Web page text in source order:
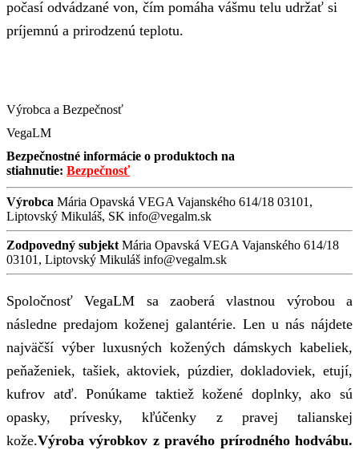
počasí odvádzané von, čím pomáha vášmu telu udržať si
príjemnú a prirodzenú teplotu.
Výrobca a Bezpečnosť
VegaLM
Bezpečnostné informácie o produktoch na
stiahnutie: Bezpečnosť
Výrobca Mária Opavská VEGA Vajanského 614/18 03101,
Liptovský Mikuláš, SK info@vegalm.sk
Zodpovedný subjekt Mária Opavská VEGA Vajanského 614/18
03101, Liptovský Mikuláš info@vegalm.sk
Spoločnosť VegaLM sa zaoberá vlastnou výrobou a
následne predajom koženej galantérie. Len u nás nájdete
najväčší výber luxusných kožených dámskych kabeliek,
peňaženiek, tašiek, aktoviek, púzdier, dokladoviek, etují,
kufrov atď. Ponúkame taktiež kožené doplnky, ako sú
opasky, prívesky, kľúčenky z pravej talianskej
kože.Výroba výrobkov z pravého prírodného hodvábu.